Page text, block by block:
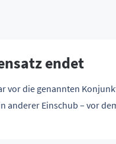
endet
vor die genannten
anderer Einschub – vor